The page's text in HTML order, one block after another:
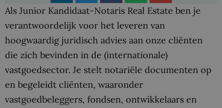
Als Junior Kandidaat-Notaris Real Estate ben je
verantwoordelijk voor het leveren van
hoogwaardig juridisch advies aan onze cliënten
die zich bevinden in de (internationale)
vastgoedsector. Je stelt notariële documenten op
en begeleidt cliënten, waaronder
vastgoedbeleggers, fondsen, ontwikkelaars en